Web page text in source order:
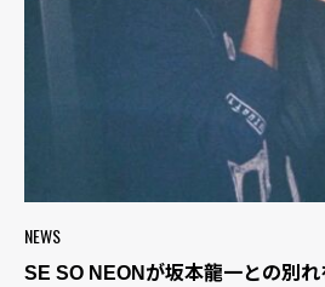
NEWS
SE SO NEONが坂本龍一との別れ